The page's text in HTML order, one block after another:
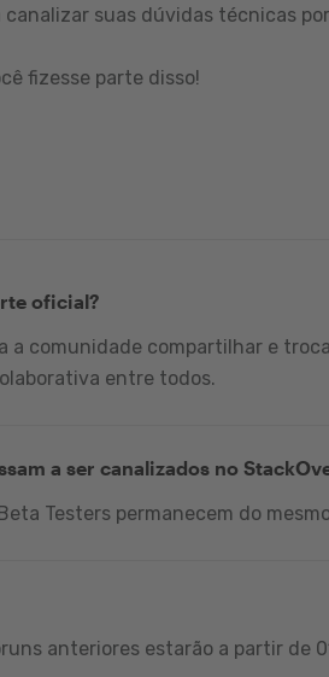
canalizar suas dúvidas técnicas
fizesse parte disso!
oficial?
a comunidade compartilhar e
entre todos.
a ser canalizados no
Testers permanecem do
anteriores estarão a partir de